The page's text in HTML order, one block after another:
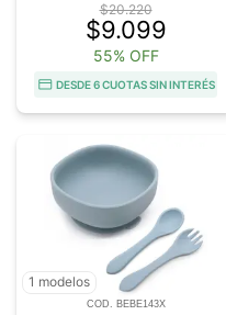
$20.220
$9.099
55% OFF
DESDE 6 CUOTAS SIN INTERÉS
1 modelos
COD. BEBE143X